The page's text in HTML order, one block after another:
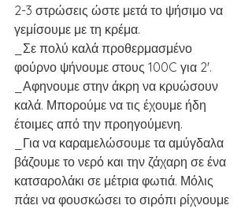
2-3 στρώσεις ώστε μετά το ψήσιμο να
γεμίσουμε με τη κρέμα.
_Σε πολύ καλά προθερμασμένο
φούρνο ψήνουμε στους 100C για 2'.
_Αφηνουμε στην άκρη να κρυώσουν
καλά. Μπορούμε να τις έχουμε ήδη
έτοιμες από την προηγούμενη.
_Για να καραμελώσουμε τα αμύγδαλα
βάζουμε το νερό και την ζάχαρη σε ένα
κατσαρολάκι σε μέτρια φωτιά. Μόλις
πάει να φουσκώσει το σιρόπι ρίχνουμε